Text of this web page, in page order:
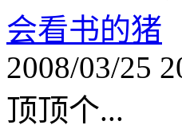
会看书的猪
2008/03/25
顶顶个...